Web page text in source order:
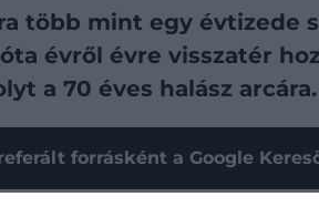
több mint egy évtizede
évről évre visszatér
a 70 éves halász arcára.
forrásként a Google